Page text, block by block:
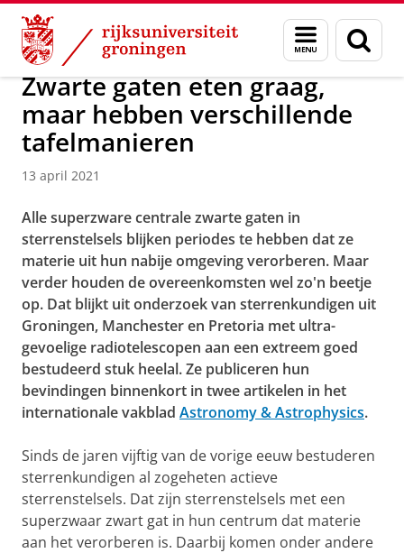
Skip
Content
Skip
Navigation
Menu
en
zoeken
Onderzoek Kapteyn Instituut Agenda en Nieuws
Zwarte gaten eten graag,
maar hebben verschillende
tafelmanieren
13 april 2021
Alle superzware centrale zwarte gaten in
sterrenstelsels blijken periodes te hebben dat ze
materie uit hun nabije omgeving verorberen. Maar
verder houden de overeenkomsten wel zo'n beetje
op. Dat blijkt uit onderzoek van sterrenkundigen uit
Groningen, Manchester en Pretoria met ultra-
gevoelige radiotelescopen aan een extreem goed
bestudeerd stuk heelal. Ze publiceren hun
bevindingen binnenkort in twee artikelen in het
internationale vakblad Astronomy & Astrophysics.
Sinds de jaren vijftig van de vorige eeuw bestuderen
sterrenkundigen al zogeheten actieve
sterrenstelsels. Dat zijn sterrenstelsels met een
superzwaar zwart gat in hun centrum dat materie
aan het verorberen is. Daarbij komen onder andere